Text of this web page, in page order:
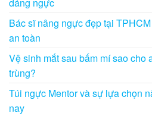
Bác sĩ nâng ngực đẹp tại
an toàn
Vệ sinh mắt sau bấm mí sao cho
trùng?
Túi ngực Mentor và sự lựa chọn
nay